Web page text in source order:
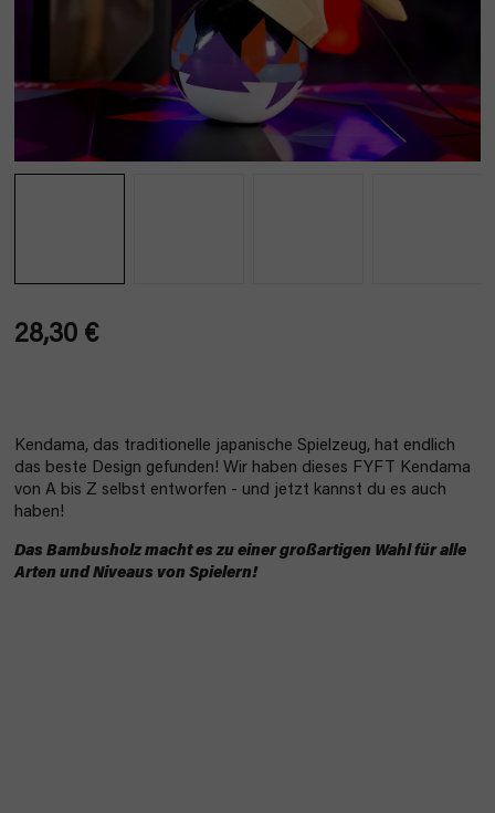
28,30 €
Kendama, das traditionelle japanische Spielzeug, hat endlich
das beste Design gefunden! Wir haben dieses FYFT Kendama
von A bis Z selbst entworfen - und jetzt kannst du es auch
haben!
Das Bambusholz macht es zu einer großartigen Wahl für alle
Arten und Niveaus von Spielern!